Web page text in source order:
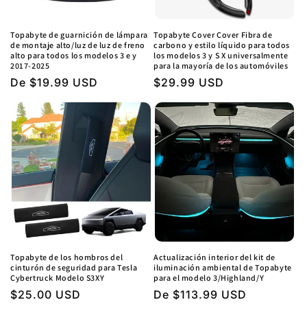
Topabyte de guarnición de lámpara
de montaje alto/luz de luz de freno
alto para todos los modelos 3 e y
2017-2025
Precio
regular
De $19.99 USD
Topabyte Cover Cover Fibra de
carbono y estilo líquido para todos
los modelos 3 y S X universalmente
para la mayoría de los automóviles
Precio
regular
$29.99 USD
Topabyte de los hombros del
cinturón de seguridad para Tesla
Cybertruck Modelo S3XY
Precio
$25.00 USD
Actualización interior del kit de
iluminación ambiental de Topabyte
para el modelo 3/Highland/Y
Precio
De $113.99 USD